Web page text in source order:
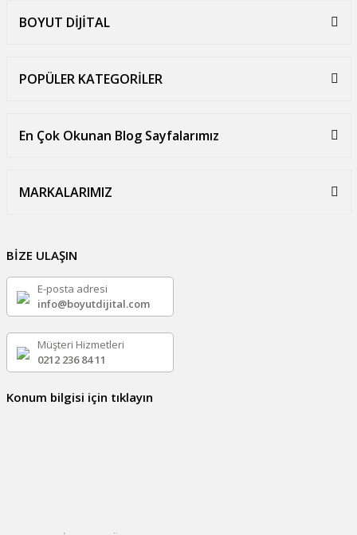
BOYUT DİJİTAL
POPÜLER KATEGORİLER
En Çok Okunan Blog Sayfalarımız
MARKALARIMIZ
BİZE ULAŞIN
E-posta adresi
info@boyutdijital.com
Müşteri Hizmetleri
0212 236 84 11
Konum bilgisi için tıklayın